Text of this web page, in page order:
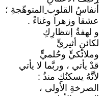
أَنفاسُ القلوب ِالمتوهّجةِ ؛
عشقاً وزهراً وغناءْ .
و لهفةُ إنتظارِكِ
لكائنٍ أثيريٍّ
وملائكيٍّ وحُلميٍّ
قدْ يأتي ، وربَّما لا يأتي
لأنَّهُ يسكنُكِ منذُ :
الصرخةِ الأولى ،